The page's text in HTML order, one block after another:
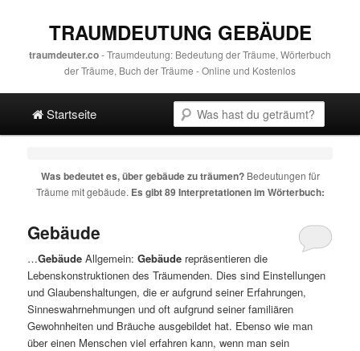
TRAUMDEUTUNG GEBÄUDE
traumdeuter.co- Traumdeutung: Bedeutung der Träume, Wörterbuch
der Träume, Buch der Träume - Online und Kostenlos
Direkt zum Hauptinhalt
Spring zur sekundären Inhalt
Startseite
Was bedeutet es, übergebäudezu träumen?Bedeutungen für
Träume mitgebäude. Es gibt 89 Interpretationen im Wörterbuch:
Gebäude
…Gebäude Allgemein:Gebäude repräsentieren die
Lebenskonstruktionen des Träumenden. Dies sind Einstellungen
und Glaubenshaltungen, die er aufgrund seiner Erfahrungen,
Sinneswahrnehmungen und oft aufgrund seiner familiären
Gewohnheiten und Bräuche ausgebildet hat. Ebenso wie man
über einen Menschen viel erfahren kann, wenn man sein